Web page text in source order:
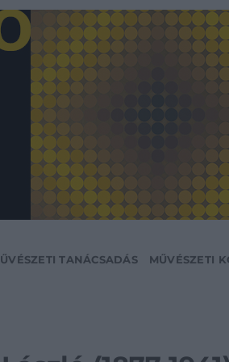
TANÁCSADÁS MŰVÉSZETI